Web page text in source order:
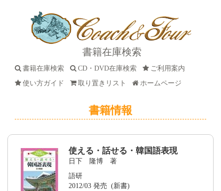
書籍在庫検索
書籍在庫検索 CD・DVD在庫検索
ご利用案内
使い方ガイド
取り置きリスト ホームページ
書籍情報
使える・話せる・韓国語表現
日下 隆博 著
語研
2012/03 発売 (新書)